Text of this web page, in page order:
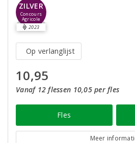
ZILVER
Concours
Agricole
2023
Op verlanglijst
10,95
Vanaf 12 flessen 10,05 per fles
Fles
Meer